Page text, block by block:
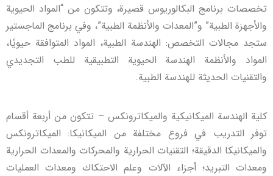
تخصصات برنامج البكالوريوس قصيرة، وتتكون من “المواد الحيوية
والأجهزة الطبية” و”المعدات والأنظمة الطبية”، وفي برنامج الماجستير
ستجد مجالات التخصص: الهندسة الطبية، المواد المتوافقة حيويًا،
المواد والأنظمة الهندسة الحيوية التطبيقية للطب التجديدي
والتقنيات الحديثة للهندسة الطبية.
كلية الهندسة الميكانيكية والميكاترونكس – تتكون من أربعة أقسام
توفر التدريب في فروع مختلفة من الميكانيكا: الميكاترونكس
والميكانيكا الدقيقة؛ التقنيات الحرارية والمحركات والمعدات الحرارية
ومعدات التبريد؛ أجزاء الآلات وعلم الاحتكاك ومعدات العمليات